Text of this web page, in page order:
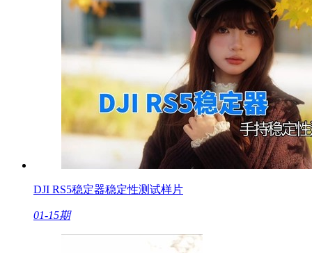
DJI RS5稳定器稳定性测试样片
01-15期